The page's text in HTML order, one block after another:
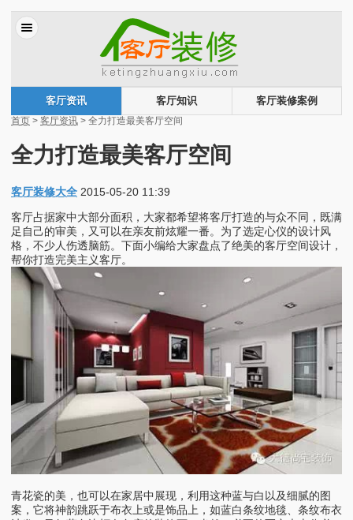
客厅资讯 客厅知识
客厅装修案例
首页 > 客厅资讯 > 全力打造最美客厅空间
全力打造最美客厅空间
客厅装修大全 2015-05-20 11:39
客厅占据家中大部分面积，大家都希望将客厅打造的与众不同，既满
足自己的审美，又可以在亲友前炫耀一番。为了选定心仪的设计风
格，不少人伤透脑筋。下面小编给大家盘点了绝美的客厅空间设计，
帮你打造完美主义客厅。
青花瓷的美，也可以在家居中展现，利用这种蓝与白以及细腻的图
案，它将神韵跳跃于布衣上或是饰品上，如蓝白条纹地毯、条纹布衣